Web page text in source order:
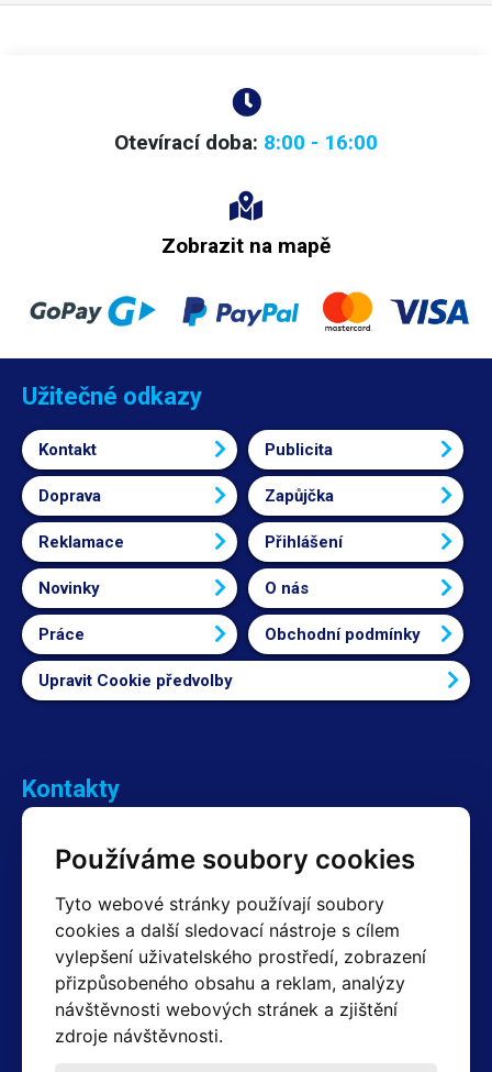
Používáme soubory cookies
Tyto webové stránky používají soubory
cookies a další sledovací nástroje s cílem
vylepšení uživatelského prostředí, zobrazení
přizpůsobeného obsahu a reklam, analýzy
návštěvnosti webových stránek a zjištění
zdroje návštěvnosti.
a zapíná se na obou stranách samostatně otočným vypínačem. K
Obsah balení:
Otevírací doba: 8:00 - 16:00
Zobrazit na mapě
Užitečné odkazy
Kontakt Publicita
Doprava Zapůjčka
Reklamace Přihlášení
Novinky O nás
Práce Obchodní podmínky
Upravit Cookie předvolby
Kontakty
+420 603 357 606 +420 605 234 204
Fakturační a expediční oddělení
+420 605 259 759 (Po–Pá: 7:30 – 15:00)
Technické oddělení
+420 603 355 085 (Po–Pá: 8:00 – 16:00)
servis@hotair.cz